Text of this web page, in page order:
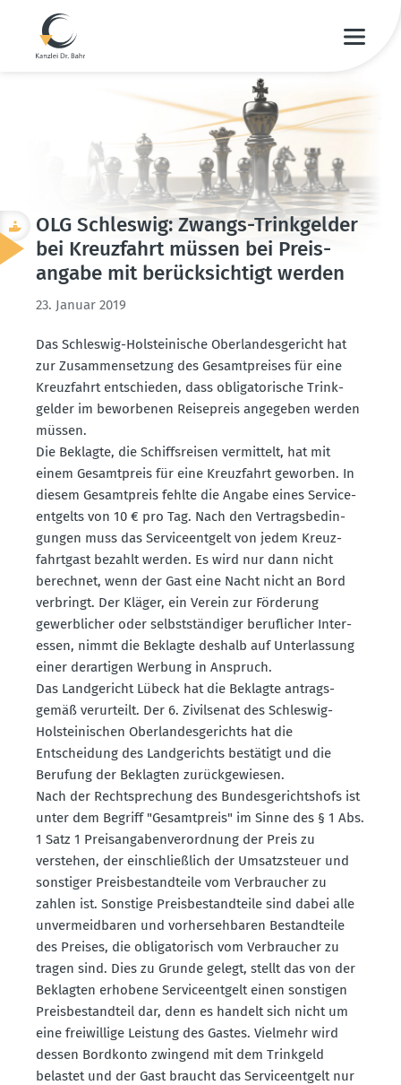
OLG Schleswig: Zwangs-Trink­gelder
bei Kreuz­fahrt müssen bei Preis­
angabe mit berück­sichtigt werden
23. Januar 2019
Das Schleswig-Holstei­nische Oberlan­des­ge­richt hat
zur Zusam­men­setzung des Gesamt­preises für eine
Kreuz­fahrt entschieden, dass obliga­to­rische Trink­
gelder im bewor­benen Reise­preis angegeben werden
müssen.
Die Beklagte, die Schiffs­reisen vermittelt, hat mit
einem Gesamt­preis für eine Kreuz­fahrt geworben. In
diesem Gesamt­preis fehlte die Angabe eines Service­
ent­gelts von 10 € pro Tag. Nach den Vertrags­be­din­
gungen muss das Service­entgelt von jedem Kreuz­
fahrtgast bezahlt werden. Es wird nur dann nicht
berechnet, wenn der Gast eine Nacht nicht an Bord
verbringt. Der Kläger, ein Verein zur Förderung
gewerb­licher oder selbst­stän­diger beruf­licher Inter­
essen, nimmt die Beklagte deshalb auf Unter­lassung
einer derar­tigen Werbung in Anspruch.
Das Landge­richt Lübeck hat die Beklagte antrags­
gemäß verur­teilt. Der 6. Zivil­senat des Schleswig-
Holstei­ni­schen Oberlan­des­ge­richts hat die
Entscheidung des Landge­richts bestätigt und die
Berufung der Beklagten zurück­ge­wiesen.
Nach der Recht­spre­chung des Bundes­ge­richtshofs ist
unter dem Begriff "Gesamt­preis" im Sinne des § 1 Abs.
1 Satz 1 Preis­an­ga­ben­ver­ordnung der Preis zu
verstehen, der einschlie­ßlich der Umsatz­steuer und
sonstiger Preis­be­stand­teile vom Verbraucher zu
zahlen ist. Sonstige Preis­be­stand­teile sind dabei alle
unver­meid­baren und vorher­seh­baren Bestand­teile
des Preises, die obliga­to­risch vom Verbraucher zu
tragen sind. Dies zu Grunde gelegt, stellt das von der
Beklagten erhobene Service­entgelt einen sonstigen
Preis­be­standteil dar, denn es handelt sich nicht um
eine freiwillige Leistung des Gastes. Vielmehr wird
dessen Bordkonto zwingend mit dem Trinkgeld
belastet und der Gast braucht das Service­entgelt nur